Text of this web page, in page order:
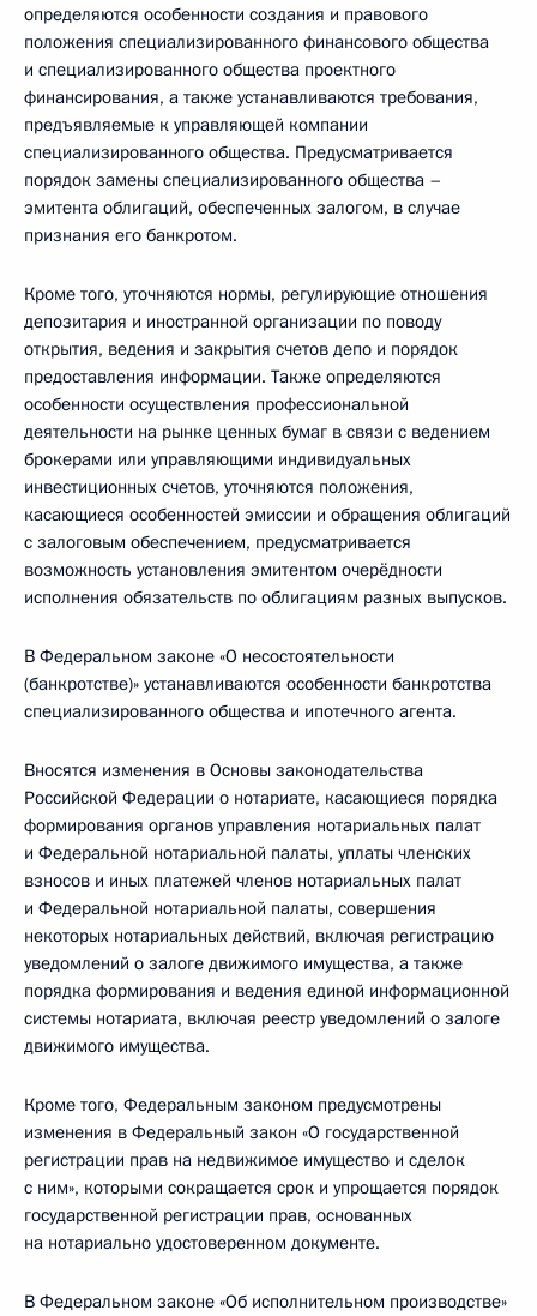
определяются особенности создания и правового
положения специализированного финансового общества
и специализированного общества проектного
финансирования, а также устанавливаются требования,
предъявляемые к управляющей компании
специализированного общества. Предусматривается
порядок замены специализированного общества –
эмитента облигаций, обеспеченных залогом, в случае
признания его банкротом.
Кроме того, уточняются нормы, регулирующие отношения
депозитария и иностранной организации по поводу
открытия, ведения и закрытия счетов депо и порядок
предоставления информации. Также определяются
особенности осуществления профессиональной
деятельности на рынке ценных бумаг в связи с ведением
брокерами или управляющими индивидуальных
инвестиционных счетов, уточняются положения,
касающиеся особенностей эмиссии и обращения облигаций
с залоговым обеспечением, предусматривается
возможность установления эмитентом очерёдности
исполнения обязательств по облигациям разных выпусков.
В Федеральном законе «О несостоятельности
(банкротстве)» устанавливаются особенности банкротства
специализированного общества и ипотечного агента.
Вносятся изменения в Основы законодательства
Российской Федерации о нотариате, касающиеся порядка
формирования органов управления нотариальных палат
и Федеральной нотариальной палаты, уплаты членских
взносов и иных платежей членов нотариальных палат
и Федеральной нотариальной палаты, совершения
некоторых нотариальных действий, включая регистрацию
уведомлений о залоге движимого имущества, а также
порядка формирования и ведения единой информационной
системы нотариата, включая реестр уведомлений о залоге
движимого имущества.
Кроме того, Федеральным законом предусмотрены
изменения в Федеральный закон «О государственной
регистрации прав на недвижимое имущество и сделок
с ним», которыми сокращается срок и упрощается порядок
государственной регистрации прав, основанных
на нотариально удостоверенном документе.
В Федеральном законе «Об исполнительном производстве»